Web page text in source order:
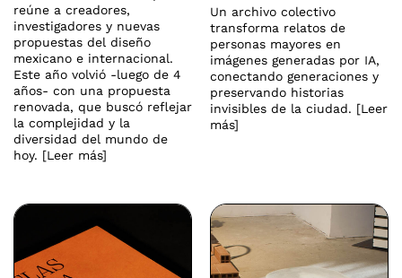
reúne a creadores,
investigadores y nuevas
propuestas del diseño
mexicano e internacional.
Este año volvió -luego de 4
años- con una propuesta
renovada, que buscó reflejar
la complejidad y la
diversidad del mundo de
hoy. [Leer más]
Un archivo colectivo
transforma relatos de
personas mayores en
imágenes generadas por IA,
conectando generaciones y
preservando historias
invisibles de la ciudad. [Leer
más]